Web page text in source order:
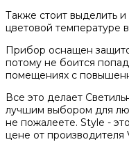
Также стоит выделить
цветовой температуре
Прибор оснащен
потому не боится
помещениях с
Все это делает
лучшим выбором для
не пожалеете. Style -
цене от производителя